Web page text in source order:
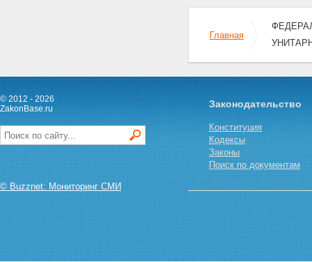
Главная
© 2012 - 2026
ZakonBase.ru
© Buzznet: Мониторинг СМИ
Законодательство
Конституция
Кодексы
Законы
Поиск по документам